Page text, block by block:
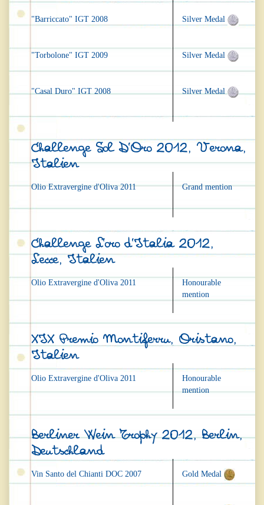
"Barriccato" IGT 2008
"Torbolone" IGT 2009
"Casal Duro" IGT 2008
Silver Medal
Silver Medal
Silver Medal
Challenge Sol D’Oro 2012, Verona,
Italien
Olio Extravergine d'Oliva 2011 Grand mention
Challenge L’oro d’Italia 2012,
Lecce, Italien
Olio Extravergine d'Oliva 2011
Honourable
mention
XIX Premio Montiferru, Oristano,
Italien
Olio Extravergine d'Oliva 2011
Honourable
mention
Berliner Wein Trophy 2012, Berlin,
Deutschland
Vin Santo del Chianti DOC 2007 Gold Medal